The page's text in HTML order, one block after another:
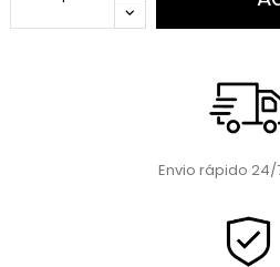
Envio rápido 24/